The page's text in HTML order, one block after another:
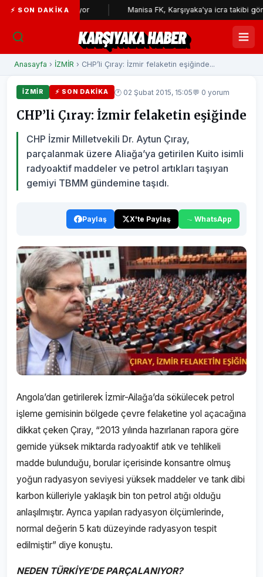
⚡ SON DAKIKA
bekliyor Manisa FK, Karşıyaka'ya icra takibi gönderdi
KARŞIYAKA HABER
Anasayfa › İZMİR › CHP’li Çıray: İzmir felaketin eşiğinde...
İZMİR ⚡ SON DAKIKA 🕐 02 Şubat 2015, 15:05💬 0 yorum
CHP’li Çıray: İzmir felaketin eşiğinde
CHP İzmir Milletvekili Dr. Aytun Çıray,
parçalanmak üzere Aliağa’ya getirilen Kuito isimli
radyoaktif maddeler ve petrol artıkları taşıyan
gemiyi TBMM gündemine taşıdı.
Paylaş X'te Paylaş WhatsApp
Angola’dan getirilerek İzmir-Ailağa’da sökülecek petrol
işleme gemisinin bölgede çevre felaketine yol açacağına
dikkat çeken Çıray, “2013 yılında hazırlanan rapora göre
gemide yüksek miktarda radyoaktif atık ve tehlikeli
madde bulunduğu, borular içerisinde konsantre olmuş
yoğun radyasyon seviyesi yüksek maddeler ve tank dibi
karbon külleriyle yaklaşık bin ton petrol atığı olduğu
anlaşılmıştır. Ayrıca yapılan radyasyon ölçümlerinde,
normal değerin 5 katı düzeyinde radyasyon tespit
edilmiştir” diye konuştu.
NEDEN TÜRKİYE’DE PARÇALANIYOR?